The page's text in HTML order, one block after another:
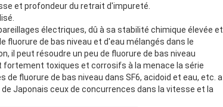
et profondeur du retrait d'impureté.
électriques, dû à sa stabilité chimique élevée et
fluorure de bas niveau et d'eau mélangés dans le
il peut résoudre un peu de fluorure de bas niveau
fortement toxiques et corrosifs à la menace la série
fluorure de bas niveau dans SF6, acidoid et eau, etc. a
Japonais ceux de concurrences dans la vitesse et la